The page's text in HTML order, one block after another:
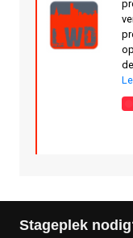
Stageplek